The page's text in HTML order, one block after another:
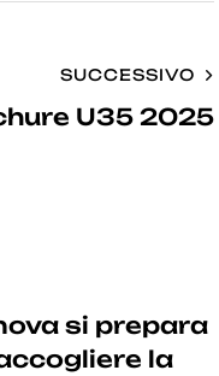
SUCCESSIVO
U35 2025
si prepara
la